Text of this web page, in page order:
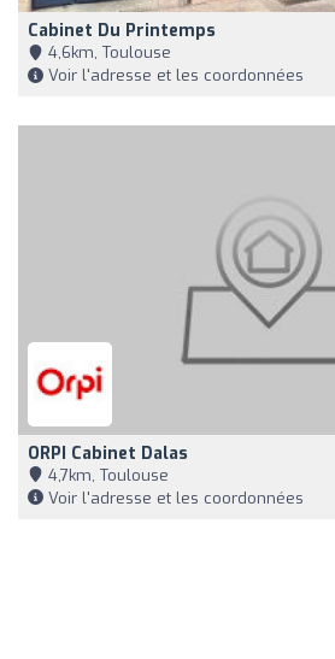
Cabinet Du Printemps
4,6km, Toulouse
Voir l'adresse et les coordonnées
ORPI Cabinet Dalas
4,7km, Toulouse
Voir l'adresse et les coordonnées